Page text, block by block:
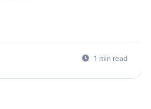
1 min read